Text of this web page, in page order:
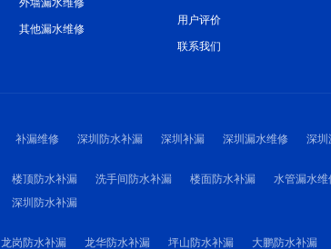
其他漏水维修
用户评价
联系我们
补漏维修 深圳防水补漏 深圳补漏 深圳漏水维修 深圳
楼顶防水补漏 洗手间防水补漏 楼面防水补漏 水管漏水维
深圳防水补漏
龙岗防水补漏 龙华防水补漏 坪山防水补漏 大鹏防水补漏